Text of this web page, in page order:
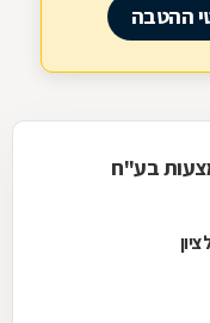
ההטבה
בע"ח